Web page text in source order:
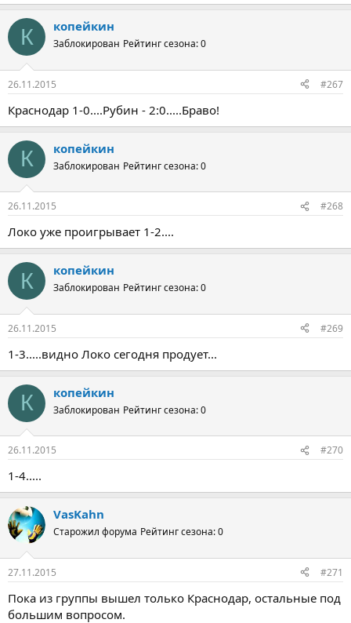
К копейкин
Заблокирован Рейтинг сезона: 0
26.11.2015 #267
Краснодар 1-0....Рубин - 2:0.....Браво!
К копейкин
Заблокирован Рейтинг сезона: 0
26.11.2015 #268
Локо уже проигрывает 1-2....
К копейкин
Заблокирован Рейтинг сезона: 0
26.11.2015 #269
1-3.....видно Локо сегодня продует...
К копейкин
Заблокирован Рейтинг сезона: 0
26.11.2015 #270
1-4.....
VasKahn
Старожил форума Рейтинг сезона: 0
27.11.2015 #271
Пока из группы вышел только Краснодар, остальные под
большим вопросом.